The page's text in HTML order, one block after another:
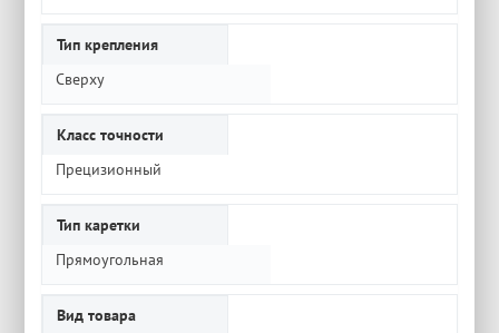
Тип крепления
Сверху
Класс точности
Прецизионный
Тип каретки
Прямоугольная
Вид товара